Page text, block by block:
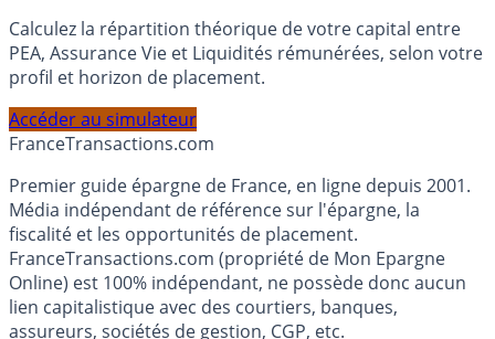
Calculez la répartition théorique de votre capital entre
PEA, Assurance Vie et Liquidités rémunérées, selon votre
profil et horizon de placement.
Accéder au simulateur
FranceTransactions.com
Premier guide épargne de France, en ligne depuis 2001.
Média indépendant de référence sur l'épargne, la
fiscalité et les opportunités de placement.
FranceTransactions.com (propriété de Mon Epargne
Online) est 100% indépendant, ne possède donc aucun
lien capitalistique avec des courtiers, banques,
assureurs, sociétés de gestion, CGP, etc.